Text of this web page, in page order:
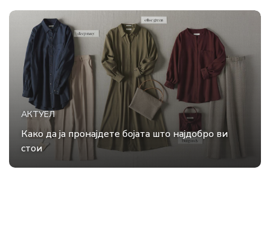
АКТУЕЛ
Како да ја пронајдете бојата што најдобро ви
стои